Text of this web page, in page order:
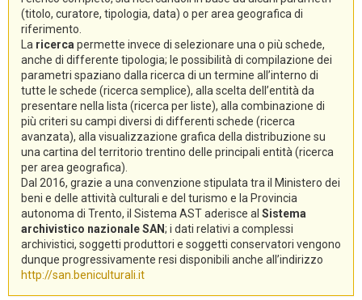
(titolo, curatore, tipologia, data) o per area geografica di
riferimento.
La ricerca permette invece di selezionare una o più schede,
anche di differente tipologia; le possibilità di compilazione dei
parametri spaziano dalla ricerca di un termine all’interno di
tutte le schede (ricerca semplice), alla scelta dell’entità da
presentare nella lista (ricerca per liste), alla combinazione di
più criteri su campi diversi di differenti schede (ricerca
avanzata), alla visualizzazione grafica della distribuzione su
una cartina del territorio trentino delle principali entità (ricerca
per area geografica).
Dal 2016, grazie a una convenzione stipulata tra il Ministero dei
beni e delle attività culturali e del turismo e la Provincia
autonoma di Trento, il Sistema AST aderisce al Sistema
archivistico nazionale SAN; i dati relativi a complessi
archivistici, soggetti produttori e soggetti conservatori vengono
dunque progressivamente resi disponibili anche all’indirizzo
http://san.beniculturali.it